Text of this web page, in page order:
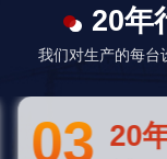
20年
我们对生产的每台
03 20